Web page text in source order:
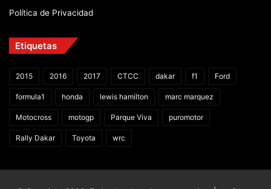
Política de Privacidad
Etiquetas
2015 2016 2017 CTCC dakar f1 Ford
formula1 honda lewis hamilton marc marquez
Motocross motogp Parque Viva puromotor
Rally Dakar Toyota wrc